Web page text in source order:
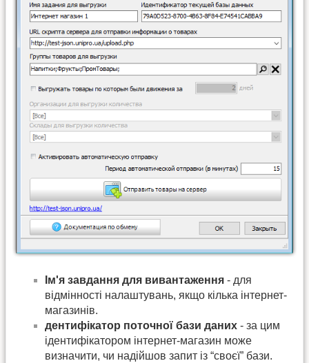
Ім'я завдання для вивантаження - для
відмінності налаштувань, якщо кілька інтернет-
магазинів.
дентифікатор поточної бази даних - за цим
ідентифікатором інтернет-магазин може
визначити, чи надійшов запит із “своєї” бази.